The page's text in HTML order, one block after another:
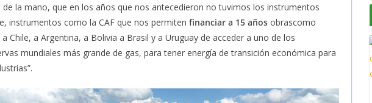
la mano, que en los años que nos antecedieron no tuvimos los instrumentos
instrumentos como la CAF que nos permiten financiar a 15 años obrascomo
Chile, a Argentina, a Bolivia a Brasil y a Uruguay de acceder a uno de los
mundiales más grande de gas, para tener energía de transición económica para